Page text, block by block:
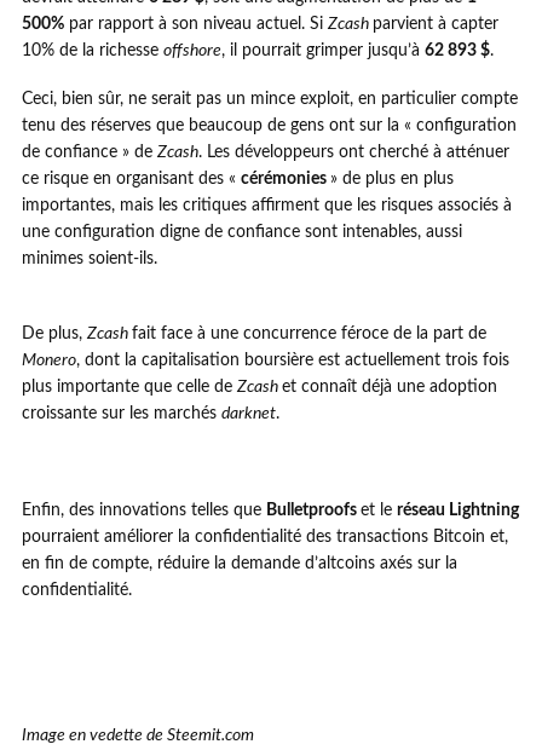
500% par rapport à son niveau actuel. Si Zcash parvient à capter
10% de la richesse offshore, il pourrait grimper jusqu’à 62 893 $.
Ceci, bien sûr, ne serait pas un mince exploit, en particulier compte
tenu des réserves que beaucoup de gens ont sur la « configuration
de confiance » de Zcash. Les développeurs ont cherché à atténuer
ce risque en organisant des « cérémonies » de plus en plus
importantes, mais les critiques affirment que les risques associés à
une configuration digne de confiance sont intenables, aussi
minimes soient-ils.
De plus, Zcash fait face à une concurrence féroce de la part de
Monero, dont la capitalisation boursière est actuellement trois fois
plus importante que celle de Zcash et connaît déjà une adoption
croissante sur les marchés darknet.
Enfin, des innovations telles que Bulletproofs et le réseau Lightning
pourraient améliorer la confidentialité des transactions Bitcoin et,
en fin de compte, réduire la demande d’altcoins axés sur la
confidentialité.
Image en vedette de Steemit.com